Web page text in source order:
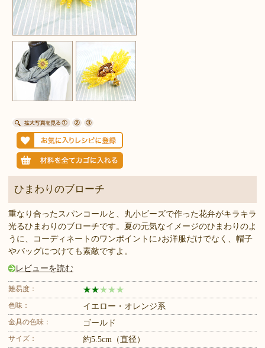
ひまわりのブローチ
重なり合ったスパンコールと、丸小ビーズで作った花弁がキラキラ
光るひまわりのブローチです。夏の元気なイメージのひまわりのよ
うに、コーディネートのワンポイントに♪お洋服だけでなく、帽子
やバッグにつけても素敵ですよ。
レビューを読む
難易度： ★★ ★ ★ ★
色味： イエロー・オレンジ系
金具の色味： ゴールド
サイズ： 約5.5cm（直径）